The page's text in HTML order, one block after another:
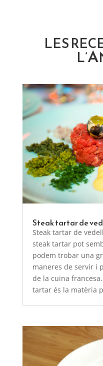
LES
L’A
Steak tartar de
Steak tartar de
steak tartar pot
podem trobar una
maneres de servir i
de la cuina
tartar és la matèria